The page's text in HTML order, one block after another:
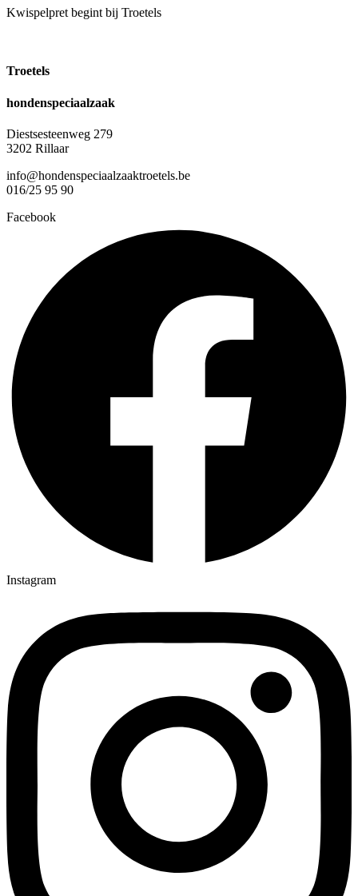
Kwispelpret begint bij Troetels
Troetels
hondenspeciaalzaak
Diestsesteenweg 279
3202 Rillaar
info@hondenspeciaalzaaktroetels.be
016/25 95 90
Facebook
Instagram